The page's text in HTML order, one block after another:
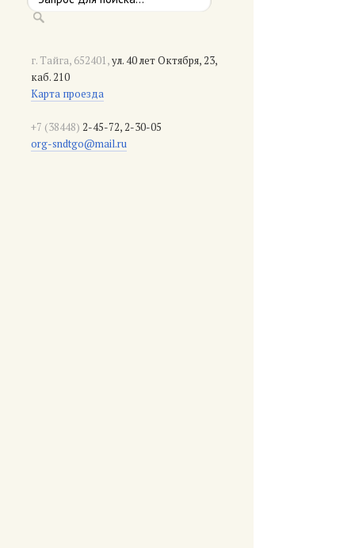
г. Тайга, 652401,ул. 40 лет Октября, 23,
каб. 210
Карта проезда
+7 (38448) 2-45-72, 2-30-05
org-sndtgo@mail.ru